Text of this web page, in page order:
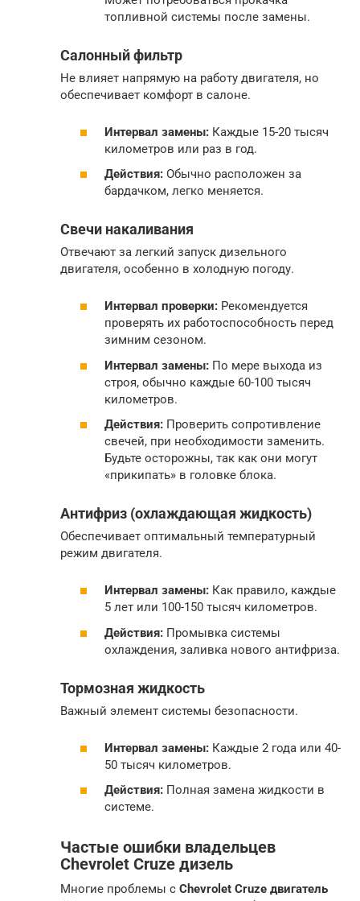
топливной системы после замены.
Салонный фильтр
Не влияет напрямую на работу двигателя, но
обеспечивает комфорт в салоне.
Интервал замены: Каждые 15-20 тысяч
километров или раз в год.
Действия: Обычно расположен за
бардачком, легко меняется.
Свечи накаливания
Отвечают за легкий запуск дизельного
двигателя, особенно в холодную погоду.
Интервал проверки: Рекомендуется
проверять их работоспособность перед
зимним сезоном.
Интервал замены: По мере выхода из
строя, обычно каждые 60-100 тысяч
километров.
Действия: Проверить сопротивление
свечей, при необходимости заменить.
Будьте осторожны, так как они могут
«прикипать» в головке блока.
Антифриз (охлаждающая жидкость)
Обеспечивает оптимальный температурный
режим двигателя.
Интервал замены: Как правило, каждые
5 лет или 100-150 тысяч километров.
Действия: Промывка системы
охлаждения, заливка нового антифриза.
Тормозная жидкость
Важный элемент системы безопасности.
Интервал замены: Каждые 2 года или 40-
50 тысяч километров.
Действия: Полная замена жидкости в
системе.
Частые ошибки владельцев
Chevrolet Cruze дизель
Многие проблемы с Chevrolet Cruze двигатель